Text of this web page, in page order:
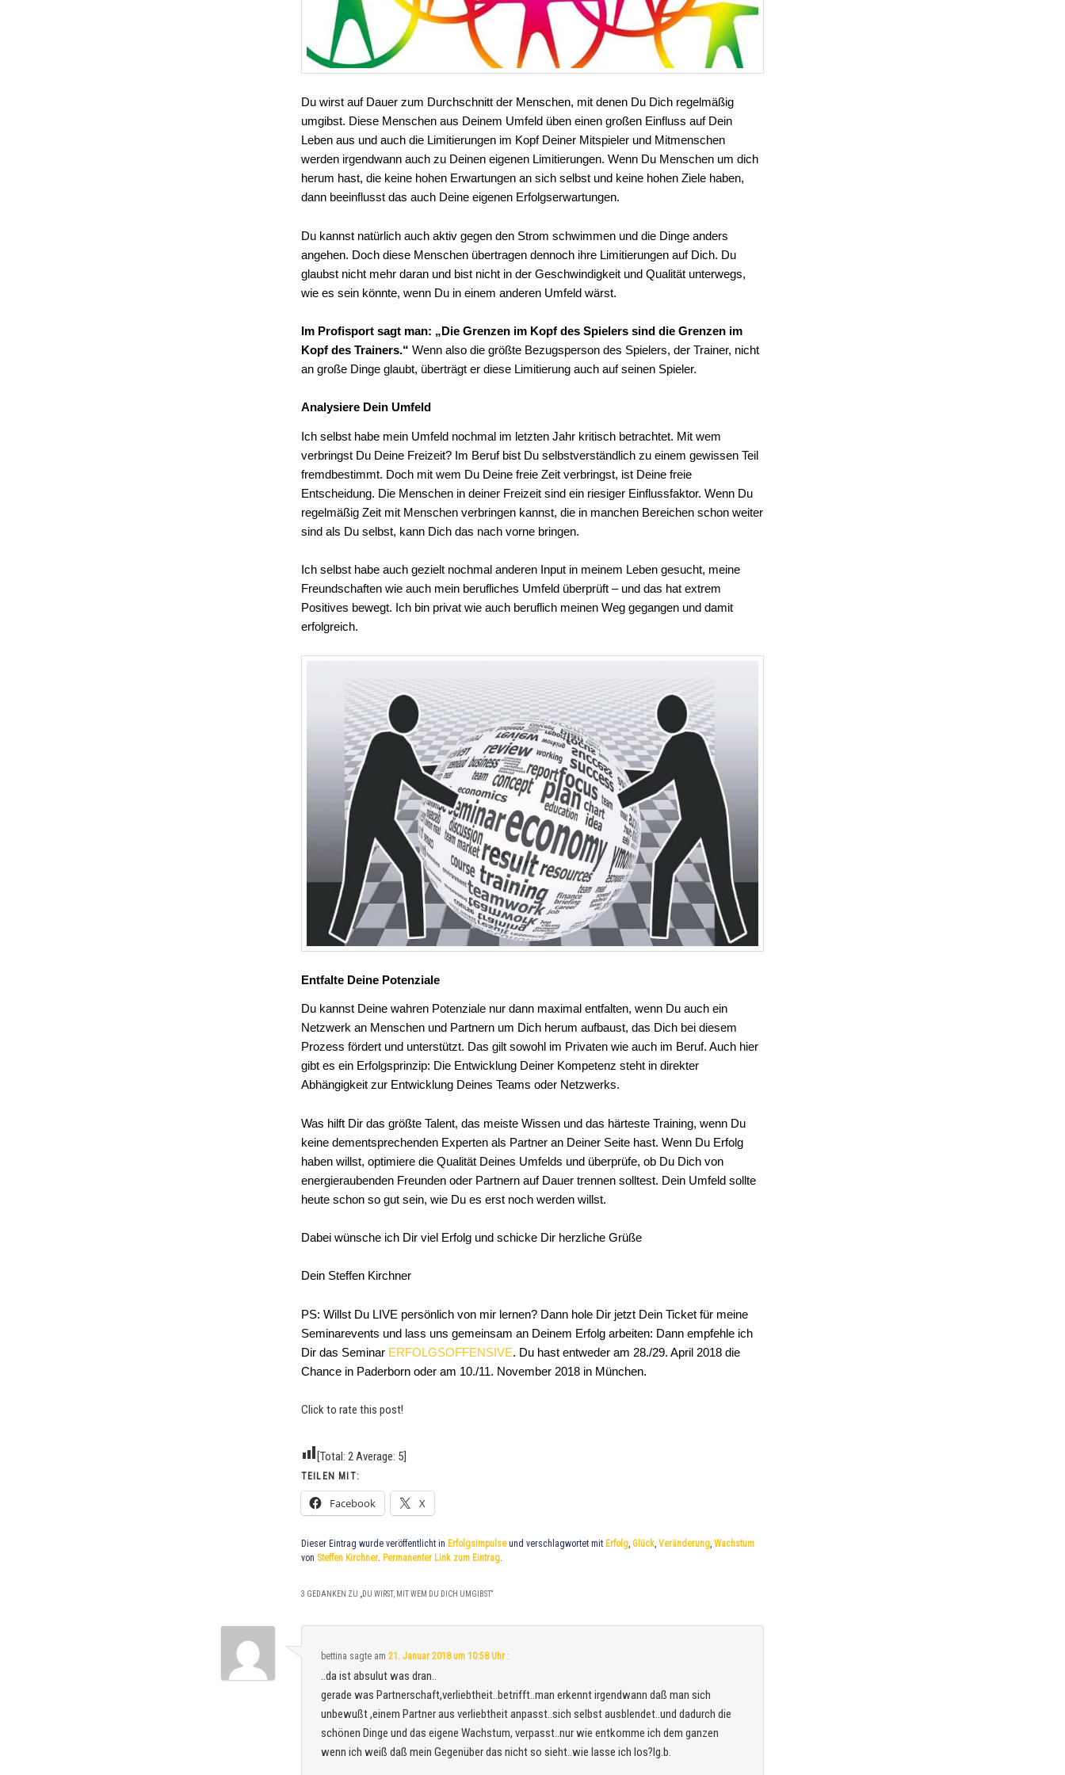
Du wirst auf Dauer zum Durchschnitt der Menschen, mit denen Du Dich regelmäßig
umgibst. Diese Menschen aus Deinem Umfeld üben einen großen Einfluss auf Dein
Leben aus und auch die Limitierungen im Kopf Deiner Mitspieler und Mitmenschen
werden irgendwann auch zu Deinen eigenen Limitierungen. Wenn Du Menschen um dich
herum hast, die keine hohen Erwartungen an sich selbst und keine hohen Ziele haben,
dann beeinflusst das auch Deine eigenen Erfolgserwartungen.
Du kannst natürlich auch aktiv gegen den Strom schwimmen und die Dinge anders
angehen. Doch diese Menschen übertragen dennoch ihre Limitierungen auf Dich. Du
glaubst nicht mehr daran und bist nicht in der Geschwindigkeit und Qualität unterwegs,
wie es sein könnte, wenn Du in einem anderen Umfeld wärst.
Im Profisport sagt man: „Die Grenzen im Kopf des Spielers sind die Grenzen im
Kopf des Trainers.“ Wenn also die größte Bezugsperson des Spielers, der Trainer, nicht
an große Dinge glaubt, überträgt er diese Limitierung auch auf seinen Spieler.
Analysiere Dein Umfeld
Ich selbst habe mein Umfeld nochmal im letzten Jahr kritisch betrachtet. Mit wem
verbringst Du Deine Freizeit? Im Beruf bist Du selbstverständlich zu einem gewissen Teil
fremdbestimmt. Doch mit wem Du Deine freie Zeit verbringst, ist Deine freie
Entscheidung. Die Menschen in deiner Freizeit sind ein riesiger Einflussfaktor. Wenn Du
regelmäßig Zeit mit Menschen verbringen kannst, die in manchen Bereichen schon weiter
sind als Du selbst, kann Dich das nach vorne bringen.
Ich selbst habe auch gezielt nochmal anderen Input in meinem Leben gesucht, meine
Freundschaften wie auch mein berufliches Umfeld überprüft – und das hat extrem
Positives bewegt. Ich bin privat wie auch beruflich meinen Weg gegangen und damit
erfolgreich.
Entfalte Deine Potenziale
Du kannst Deine wahren Potenziale nur dann maximal entfalten, wenn Du auch ein
Netzwerk an Menschen und Partnern um Dich herum aufbaust, das Dich bei diesem
Prozess fördert und unterstützt. Das gilt sowohl im Privaten wie auch im Beruf. Auch hier
gibt es ein Erfolgsprinzip: Die Entwicklung Deiner Kompetenz steht in direkter
Abhängigkeit zur Entwicklung Deines Teams oder Netzwerks.
Was hilft Dir das größte Talent, das meiste Wissen und das härteste Training, wenn Du
keine dementsprechenden Experten als Partner an Deiner Seite hast. Wenn Du Erfolg
haben willst, optimiere die Qualität Deines Umfelds und überprüfe, ob Du Dich von
energieraubenden Freunden oder Partnern auf Dauer trennen solltest. Dein Umfeld sollte
heute schon so gut sein, wie Du es erst noch werden willst.
Dabei wünsche ich Dir viel Erfolg und schicke Dir herzliche Grüße
Dein Steffen Kirchner
PS: Willst Du LIVE persönlich von mir lernen? Dann hole Dir jetzt Dein Ticket für meine
Seminarevents und lass uns gemeinsam an Deinem Erfolg arbeiten: Dann empfehle ich
Dir das Seminar ERFOLGSOFFENSIVE. Du hast entweder am 28./29. April 2018 die
Chance in Paderborn oder am 10./11. November 2018 in München.
Click to rate this post!
[Total: 2Average: 5]
TEILEN MIT:
Facebook X
Dieser Eintrag wurde veröffentlicht in Erfolgsimpulseund verschlagwortet mit Erfolg, Glück, Veränderung, Wachstum
von Steffen Kirchner. Permanenter Link zum Eintrag.
3 GEDANKEN ZU „DU WIRST, MIT WEM DU DICH UMGIBST “
bettina sagte am21. Januar 2018 um 10:58 Uhr :
..da ist absulut was dran..
gerade was Partnerschaft,verliebtheit..betrifft..man erkennt irgendwann daß man sich
unbewußt ,einem Partner aus verliebtheit anpasst..sich selbst ausblendet..und dadurch die
schönen Dinge und das eigene Wachstum, verpasst..nur wie entkomme ich dem ganzen
wenn ich weiß daß mein Gegenüber das nicht so sieht..wie lasse ich los?lg.b.